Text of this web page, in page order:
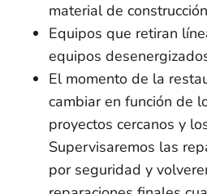
material de
Equipos que retiran
equipos
El momento de la
cambiar en función de
proyectos cercanos y
Supervisaremos las
por seguridad y